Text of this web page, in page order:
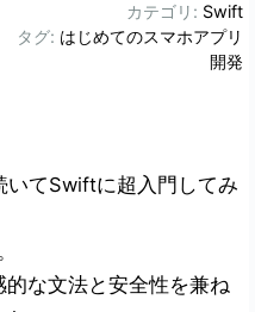
カテゴリ: Swift
タグ: はじめてのスマホアプリ
開発
いてSwiftに超入門してみ
な文法と安全性を兼ね